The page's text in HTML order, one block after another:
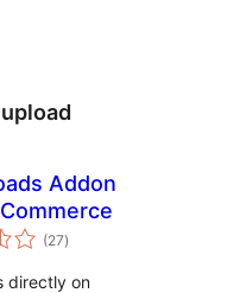
Addon
(27total
de
)
directly on